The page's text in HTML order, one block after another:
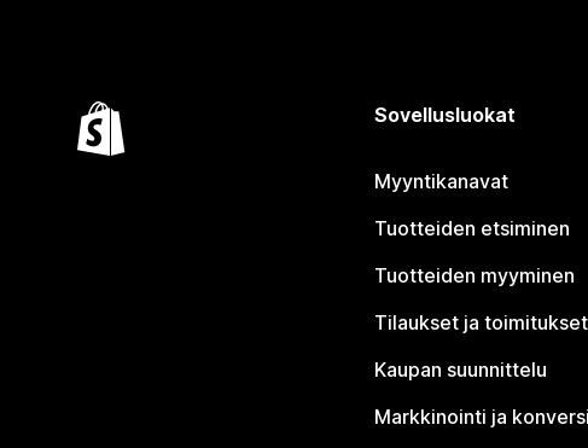
Sovellusluokat
Myyntikanavat
Tuotteiden etsiminen
Tuotteiden myyminen
Tilaukset ja toimitukset
Kaupan suunnittelu
Markkinointi ja